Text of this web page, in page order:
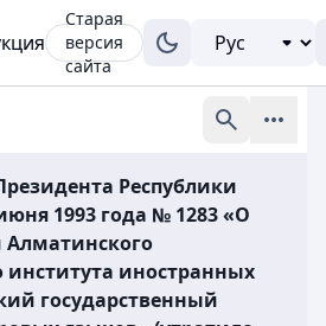
Старая
версия
сайта
Республики
1993 года № 1283 «О
Алматинского
института иностранных
государственный